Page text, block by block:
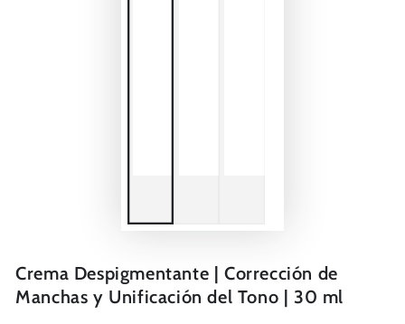
Crema Despigmentante | Corrección de
Manchas y Unificación del Tono | 30 ml